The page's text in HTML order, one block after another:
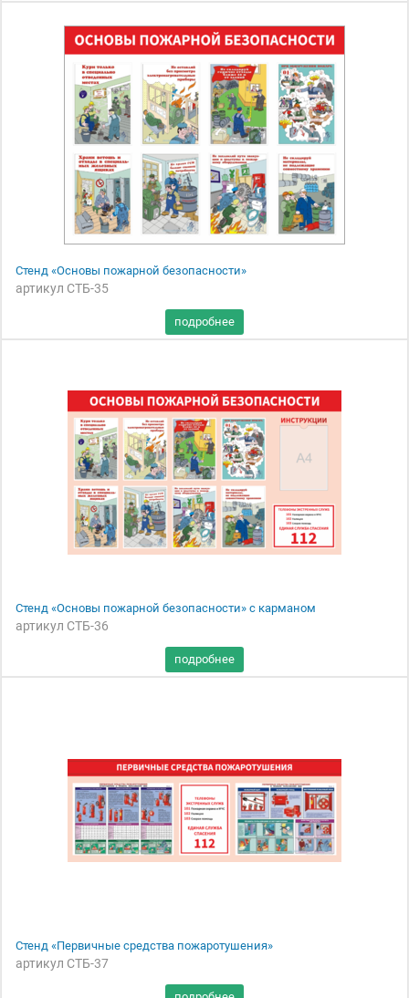
Стенд «Основы пожарной безопасности»
артикул СТБ-35
Стенд «Основы пожарной безопасности» с карманом
артикул СТБ-36
Стенд «Первичные средства пожаротушения»
артикул СТБ-37